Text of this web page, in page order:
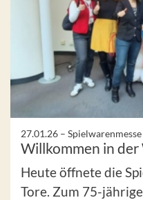
27.01.26 –
Willkommen in
Heute öffnete die
Tore. Zum 75-